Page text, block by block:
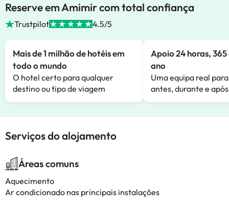
Reserve em Amimir com total confiança
Trustpilot 4.5/5
Mais de 1 milhão de hotéis em
todo o mundo
O hotel certo para qualquer
destino ou tipo de viagem
Apoio 24 horas,
ano
Uma equipa real
antes, durante e
Serviços do alojamento
Áreas comuns
Aquecimento
Ar condicionado nas principais instalações